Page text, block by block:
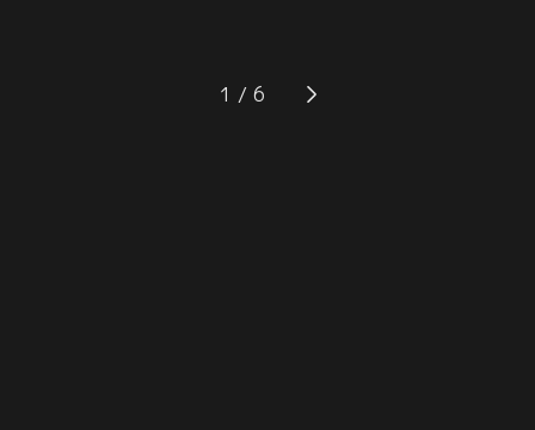
回されながらも華恋の恋を応援する
めちゃモテミッションを行う。そん
視界にほとんど入っていないことを
打ち明ける。理子のけなげな想いを
1